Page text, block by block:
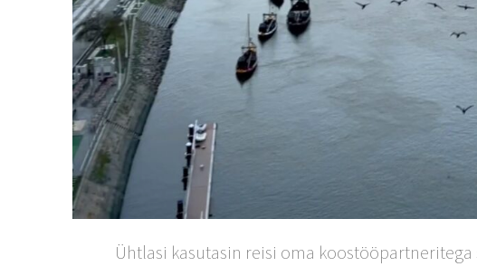
Ühtlasi kasutasin reisi oma